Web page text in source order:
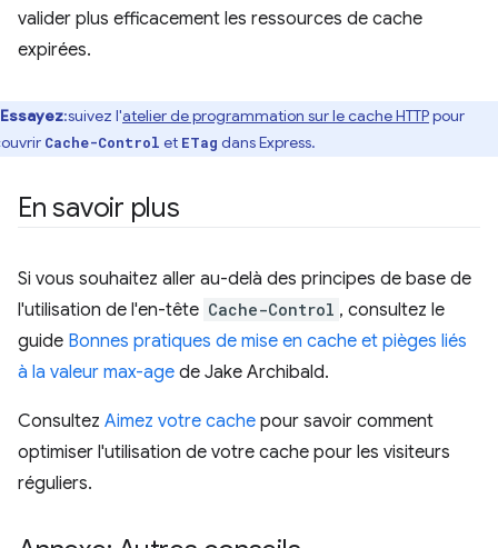
valider plus efficacement les ressources de cache
expirées.
Essayez:suivez l'atelier de programmation sur le cache HTTPpour
Cache-Control et ETag dans Express.
En savoir plus
Si vous souhaitez aller au-delà des principes de base de
l'utilisation de l'en-tête Cache-Control , consultez le
guide Bonnes pratiques de mise en cache et pièges liés
à la valeur max-age de Jake Archibald.
Consultez Aimez votre cache pour savoir comment
optimiser l'utilisation de votre cache pour les visiteurs
réguliers.